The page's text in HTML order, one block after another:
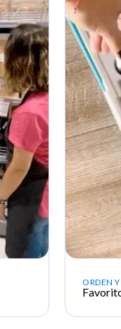
ORDEN